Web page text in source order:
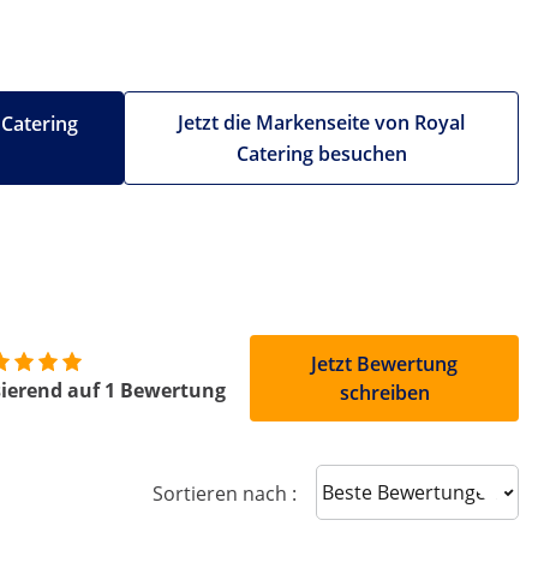
Jetzt die Markenseite von Royal
Catering besuchen
auf 1 Bewertung
Jetzt Bewertung
schreiben
Sortieren nach : Sort reviews